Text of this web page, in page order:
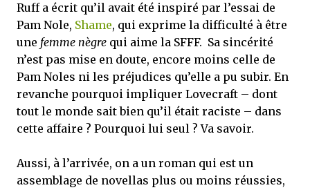
Ruff a écrit qu’il avait été inspiré par l’essai de
Pam Nole, Shame, qui exprime la difficulté à être
une femme nègre qui aime la SFFF. Sa sincérité
n’est pas mise en doute, encore moins celle de
Pam Noles ni les préjudices qu’elle a pu subir. En
revanche pourquoi impliquer Lovecraft – dont
tout le monde sait bien qu’il était raciste – dans
cette affaire ? Pourquoi lui seul ? Va savoir.
Aussi, à l’arrivée, on a un roman qui est un
assemblage de novellas plus ou moins réussies,